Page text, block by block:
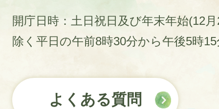
開庁日時：土日祝日及び年末年始(12
除く平日の午前8時30分から午後5時
よくある質問